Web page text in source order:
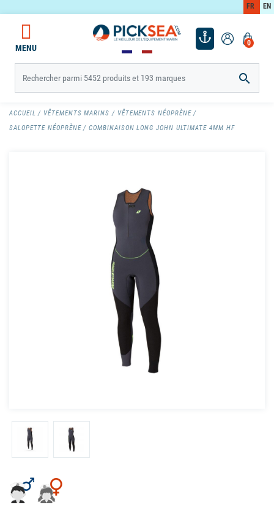
FR EN
0
MENU

ACCUEIL VÊTEMENTS MARINS
VÊTEMENTS NÉOPRÈNE
SALOPETTE NÉOPRÈNE
COMBINAISON LONG JOHN ULTIMATE 4MM HF